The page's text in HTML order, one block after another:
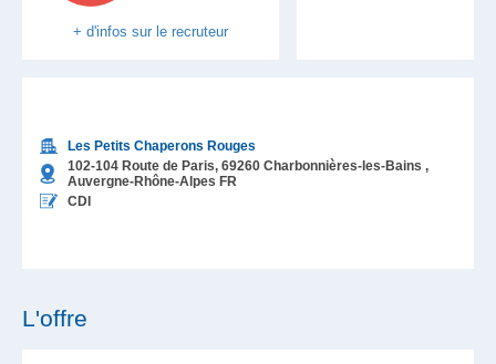
+ d'infos sur le recruteur
Les Petits Chaperons Rouges
102-104 Route de Paris, 69260 Charbonnières-les-Bains ,
Auvergne-Rhône-Alpes FR
CDI
L'offre